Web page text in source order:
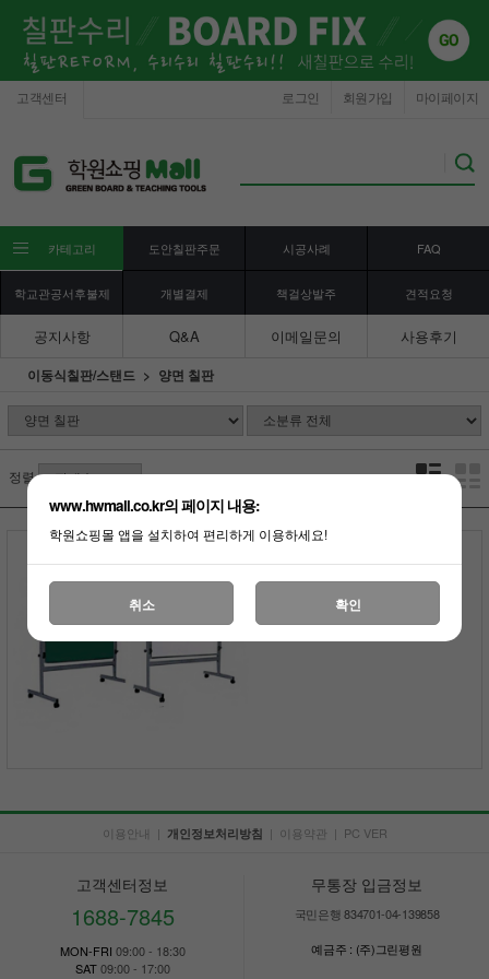
고객센터 마이페이지
회원가입
로그인
카테고리 도안칠판주문 시공사례 FAQ
학교관공서후불제 개별결제 책걸상발주 견적요청
공지사항 Q&A 이메일문의 사용후기
이동식칠판/스탠드 양면 칠판
정렬
이용안내 | 개인정보처리방침 | 이용약관 | PC VER
고객센터정보
1688-7845
MON-FRI 09:00 - 18:30
SAT09:00 - 17:00
무통장 입금정보
국민은행 834701-04-139858
예금주 : (주)그린평원
www.hwmall.co.kr의 페이지 내용:
학원쇼핑몰 앱을 설치하여 편리하게 이용하세요!
취소 확인